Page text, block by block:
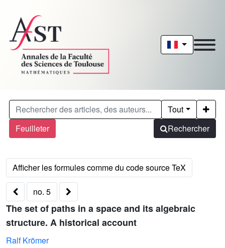
Feuilleter
Tout
Rechercher
no. 5
The set of paths in a space and its algebraic
structure. A historical account
Ralf Krömer